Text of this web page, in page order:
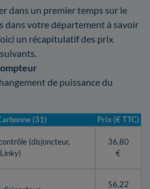
dans un premier temps sur le
dans votre département à savoir
un récapitulatif des prix
de puissance du
(31) Prix (€ TTC)
(disjoncteur,
36,80
€
56,22